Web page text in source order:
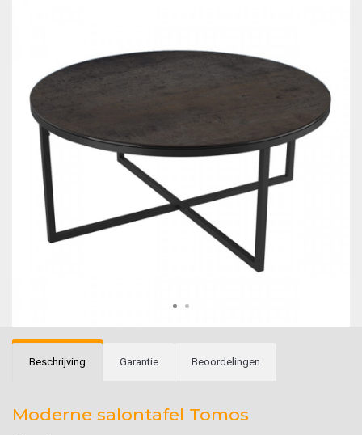
Beschrijving Garantie Beoordelingen
Moderne salontafel Tomos